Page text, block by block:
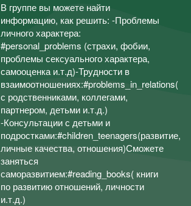
В группе вы можете найти
информацию, как решить: -Проблемы
личного характера:
#personal_problems (страхи, фобии,
проблемы сексуального характера,
самооценка и.т.д)-Трудности в
взаимоотношениях:#problems_in_relations(
с родственниками, коллегами,
партнером, детьми и.т.д.)
-Консультации с детьми и
подростками:#children_teenagers(развитие,
личные качества, отношения)Сможете
заняться
саморазвитием:#reading_books( книги
по развитию отношений, личности
и.т.д.)